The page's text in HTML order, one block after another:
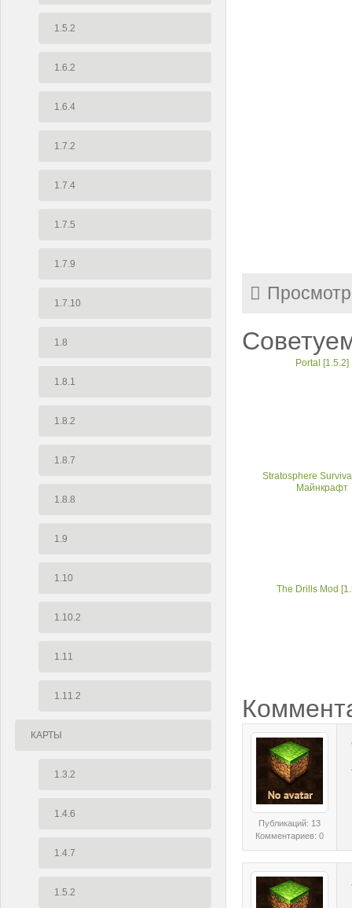
1.5.2
1.6.2
1.6.4
1.7.2
1.7.4
1.7.5
1.7.9
1.7.10
1.8
1.8.1
1.8.2
1.8.7
1.8.8
1.9
1.10
1.10.2
1.11
1.11.2
КАРТЫ
1.3.2
1.4.6
1.4.7
1.5.2
Portal [1.5.2]
Stratosphere
Майнкрафт
The Drills Mod
Публикаций: 13
Комментариев: 0